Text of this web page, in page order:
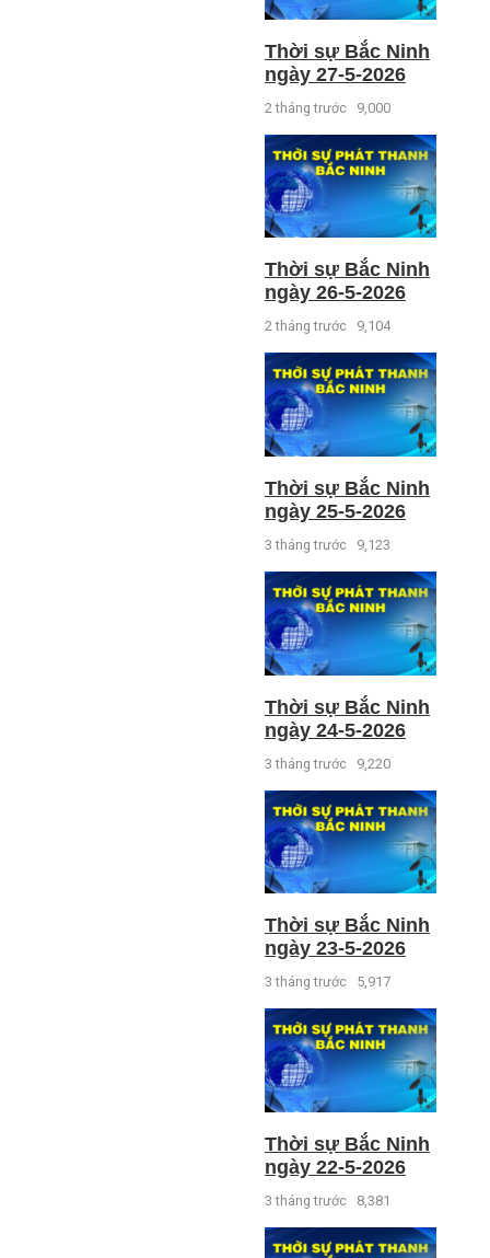
Thời sự Bắc Ninh
ngày 27-5-2026
2 tháng trước 9,000
Thời sự Bắc Ninh
ngày 26-5-2026
2 tháng trước 9,104
Thời sự Bắc Ninh
ngày 25-5-2026
3 tháng trước 9,123
Thời sự Bắc Ninh
ngày 24-5-2026
3 tháng trước 9,220
Thời sự Bắc Ninh
ngày 23-5-2026
3 tháng trước 5,917
Thời sự Bắc Ninh
ngày 22-5-2026
3 tháng trước 8,381